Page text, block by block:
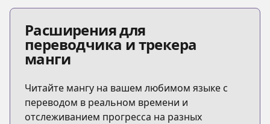
Расширения для
переводчика и трекера
манги
Читайте мангу на вашем любимом языке с
переводом в реальном времени и
отслеживанием прогресса на разных